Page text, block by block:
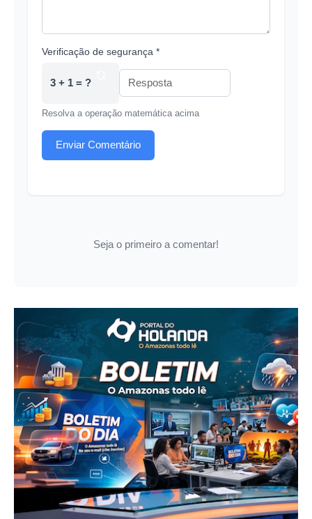
Verificação de segurança *
3 + 1 = ?
Resolva a operação matemática acima
Enviar Comentário
Seja o primeiro a comentar!